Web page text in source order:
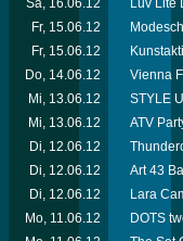
Sa, 16.06.12
Luv Lite
Fr, 15.06.12
Fr, 15.06.12
Do, 14.06.12
Vienna
Mi, 13.06.12
STYLE
Mi, 13.06.12
ATV
Di, 12.06.12
Di, 12.06.12
Art 43
Di, 12.06.12
Lara
Mo, 11.06.12
DOTS